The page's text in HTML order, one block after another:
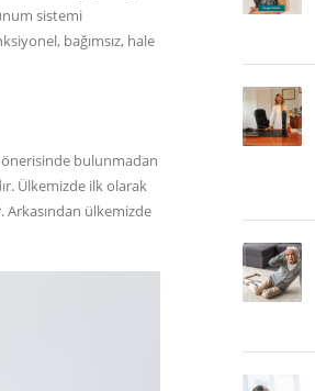
sistemi
bağımsız, hale
önerisinde bulunmadan
Ülkemizde ilk olarak
ülkemizde